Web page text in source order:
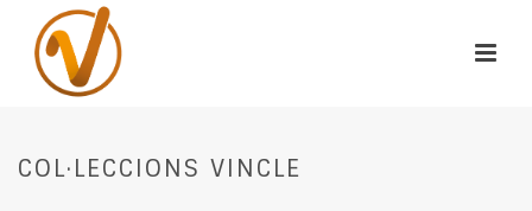
COL·LECCIONS VINCLE